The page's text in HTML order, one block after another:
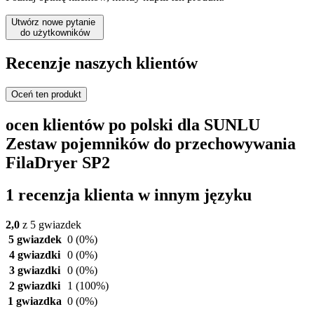
Utwórz nowe pytanie
do użytkowników
Recenzje naszych klientów
Oceń ten produkt
ocen klientów po polski dla SUNLU
Zestaw pojemników do przechowywania
FilaDryer SP2
1 recenzja klienta w innym języku
2,0 z 5 gwiazdek
5 gwiazdek 0 (0%)
4 gwiazdki 0 (0%)
3 gwiazdki 0 (0%)
2 gwiazdki
1 (100%)
1 gwiazdka 0 (0%)